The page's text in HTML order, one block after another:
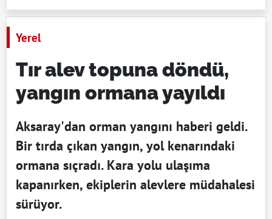
Yerel
Tır alev topuna döndü,
yangın ormana yayıldı
Aksaray'dan orman yangını haberi geldi.
Bir tırda çıkan yangın, yol kenarındaki
ormana sıçradı. Kara yolu ulaşıma
kapanırken, ekiplerin alevlere müdahalesi
sürüyor.